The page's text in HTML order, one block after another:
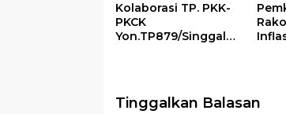
Kolaborasi TP. PKK-
PKCK
Yon.TP879/Singgala
Tinggalkan Balasan